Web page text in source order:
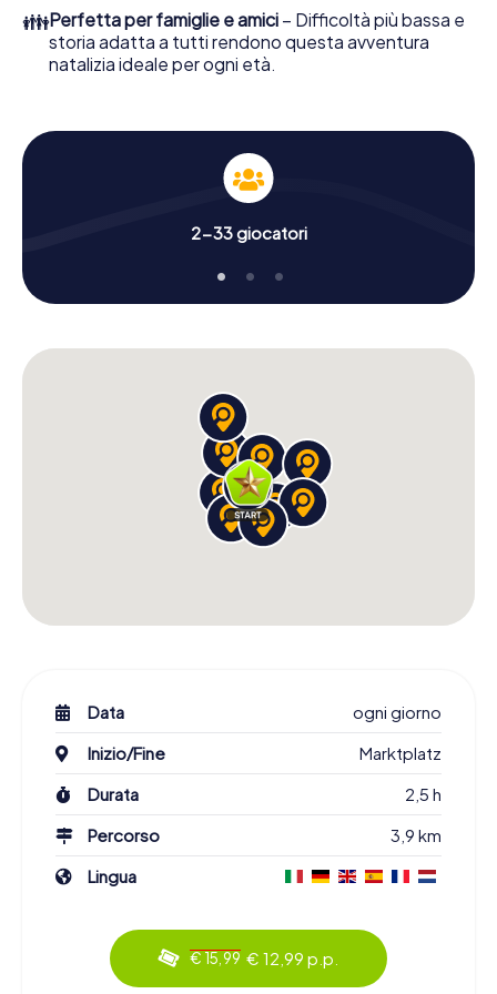
Meinberg: divertimento, lavoro di squadra e un
suggestivo tema natalizio. Perciò regala ai tuoi colleghi un
indimenticabile chiusura dell'anno ed inserisci la Avventura
👪Perfetta per famiglie e amici – Difficoltà più bassa e
storia adatta a tutti rendono questa avventura
natalizia ideale per ogni età.
2-33 giocatori
Data
ogni giorno
Inizio/Fine
Marktplatz
Durata
2,5 h
Percorso
3,9 km
Lingua
€ 15,99 € 12,99 p.p.